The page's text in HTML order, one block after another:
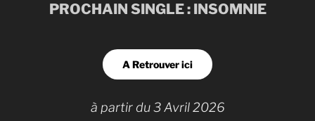
PROCHAIN SINGLE : INSOMNIE
A Retrouver ici
à partir du 3 Avril 2026